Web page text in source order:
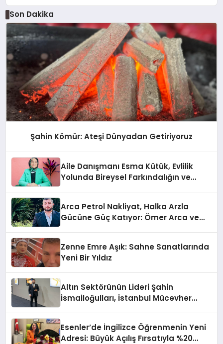
Son Dakika
Şahin Kömür: Ateşi Dünyadan Getiriyoruz
Aile Danışmanı Esma Kütük, Evlilik
Yolunda Bireysel Farkındalığın ve
Arca Petrol Nakliyat, Halka Arzla
Gücüne Güç Katıyor: Ömer Arca ve
Zenne Emre Aşık: Sahne Sanatlarında
Yeni Bir Yıldız
Altın Sektörünün Lideri Şahin
İsmailoğulları, İstanbul Mücevher
Esenler’de İngilizce Öğrenmenin Yeni
Adresi: Büyük Açılış Fırsatıyla %20